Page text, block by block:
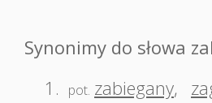
Synonimy do słowa
1.
pot. zabiegany,